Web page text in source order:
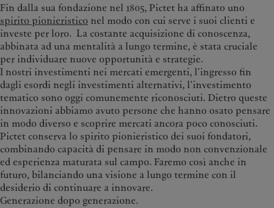
Fin dalla sua fondazione nel 1805, Pictet ha affinato uno
spirito pionieristico nel modo con cui serve i suoi clienti e
investe per loro. La costante acquisizione di conoscenza,
abbinata ad una mentalità a lungo termine, è stata cruciale
per individuare nuove opportunità e strategie.
I nostri investimenti nei mercati emergenti, l’ingresso fin
dagli esordi negli investimenti alternativi, l’investimento
tematico sono oggi comunemente riconosciuti. Dietro queste
innovazioni abbiamo avuto persone che hanno osato pensare
in modo diverso e scoprire mercati ancora poco conosciuti.
Pictet conserva lo spirito pionieristico dei suoi fondatori,
combinando capacità di pensare in modo non convenzionale
ed esperienza maturata sul campo. Faremo così anche in
futuro, bilanciando una visione a lungo termine con il
desiderio di continuare a innovare.
Generazione dopo generazione.